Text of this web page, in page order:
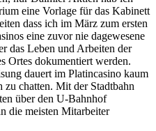
eine Vorlage für das Kabinett
dass ich im März zum ersten
eine zuvor nie dagewesene
das Leben und Arbeiten der
Ortes dokumentiert werden.
dauert im Platincasino kaum
zu chatten. Mit der Stadtbahn
über den U-Bahnhof
die meisten Mitarbeiter